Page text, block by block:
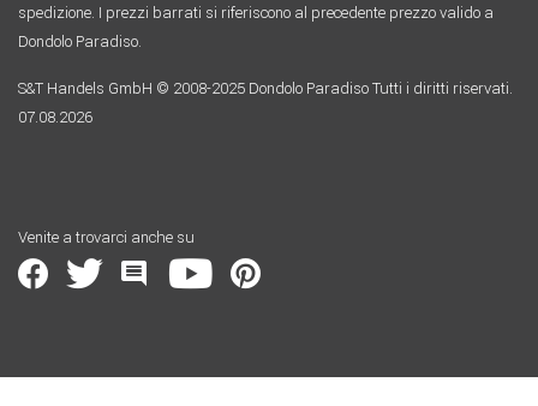
spedizione. I prezzi barrati si riferiscono al precedente prezzo valido a
Dondolo Paradiso.
S&T Handels GmbH © 2008-2025 Dondolo Paradiso Tutti i diritti riservati.
07.08.2026
Venite a trovarci anche su